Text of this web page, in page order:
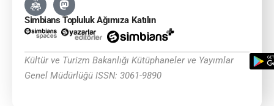
Simbians Topluluk Ağımıza Katılın
Kültür ve Turizm Bakanlığı Kütüphaneler ve Yayımlar
Genel Müdürlüğü ISSN: 3061-9890